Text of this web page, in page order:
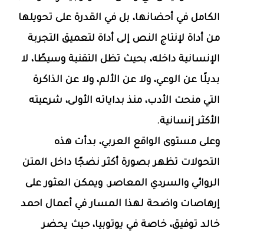
الكامل في أحضانها، بل في القدرة على تحويلها
من أداة لإنتاج النص إلى أداة لتعميق التجربة
الإنسانية داخله، بحيث تظل التقنية وسيطًا، لا
بديلًا عن الوعي، ولا عن الألم، ولا عن الذاكرة
التي منحت الأدب، منذ بداياته الأولى، شرعيته
الأكثر إنسانية.
وعلى مستوى الواقع العربي، بدأت هذه
التحولات تظهر بصورة أكثر نضجًا داخل المتن
الروائي والسردي المعاصر. ويمكن العثور على
إرهاصات واضحة لهذا المسار في أعمال احمد
خالد توفيق، خاصة في يوتوبيا، حيث يحضر